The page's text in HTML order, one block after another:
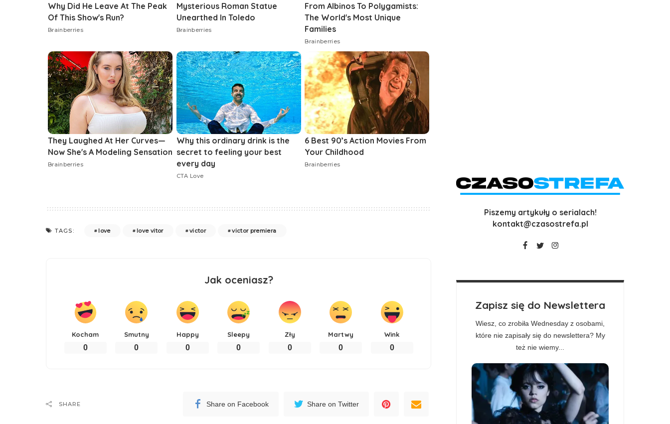
TAGS: love love vitor victor victor premiera
Jak oceniasz?
Kocham
0
Smutny
0
Happy
0
Sleepy
0
Zły
0
Martwy
0
Wink
0
SHARE Share on Facebook Share on Twitter
Piszemy artykuły o serialach!
kontakt@czasostrefa.pl
Zapisz się do Newslettera
Wiesz, co zrobiła Wednesday z osobami,
które nie zapisały się do newslettera? My
też nie wiemy...